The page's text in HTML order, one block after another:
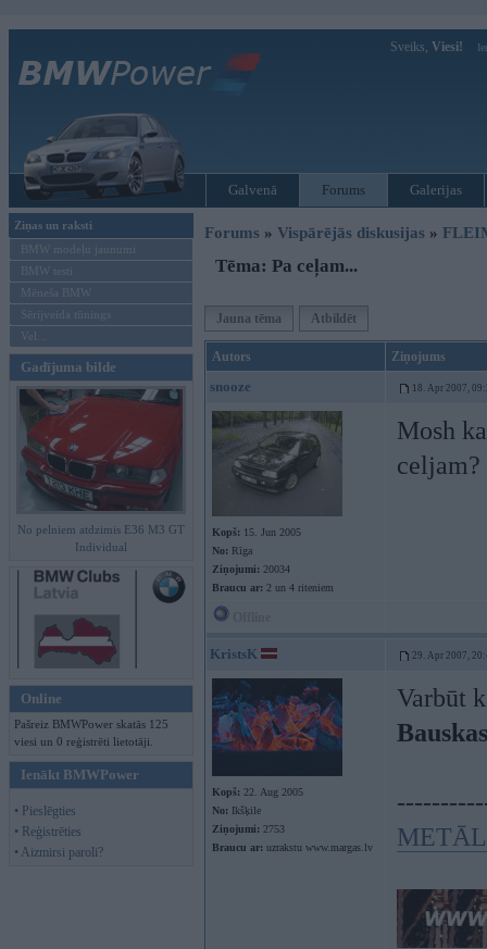
Sveiks, Viesi!
Galvenā Forums Galerijas
Ziņas un raksti
BMW modeļu jaunumi
BMW testi
Mēneša BMW
Sērijveida tūnings
Vel...
Gadījuma bilde
No pelniem atdzimis E36 M3 GT
Individual
Online
Pašreiz BMWPower skatās 125
viesi un 0 reģistrēti lietotāji.
Ienākt BMWPower
• Pieslēgties
• Reģistrēties
• Aizmirsi paroli?
Forums » Vispārējās diskusijas »
Tēma: Pa ceļam...
Jauna tēma Atbildēt
Autors Ziņojums
snooze 18. Apr 2007,
Kopš: 15. Jun 2005
No: Rīga
Ziņojumi: 20034
Braucu ar: 2 un 4 riteniem
Mosh
celjam?
KristsK 29. Apr 2007,
Kopš: 22. Aug 2005
No: Ikšķile
Ziņojumi: 2753
Braucu ar: uzrakstu www.margas.lv
Varbūt